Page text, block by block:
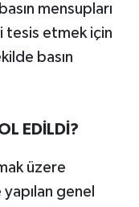
mensupları
tesis etmek için
basın
EDİLDİ?
üzere
genel